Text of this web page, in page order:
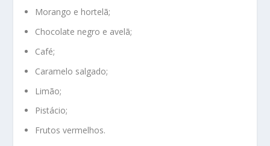
Morango e hortelã;
Chocolate negro e avelã;
Café;
Caramelo salgado;
Limão;
Pistácio;
Frutos vermelhos.